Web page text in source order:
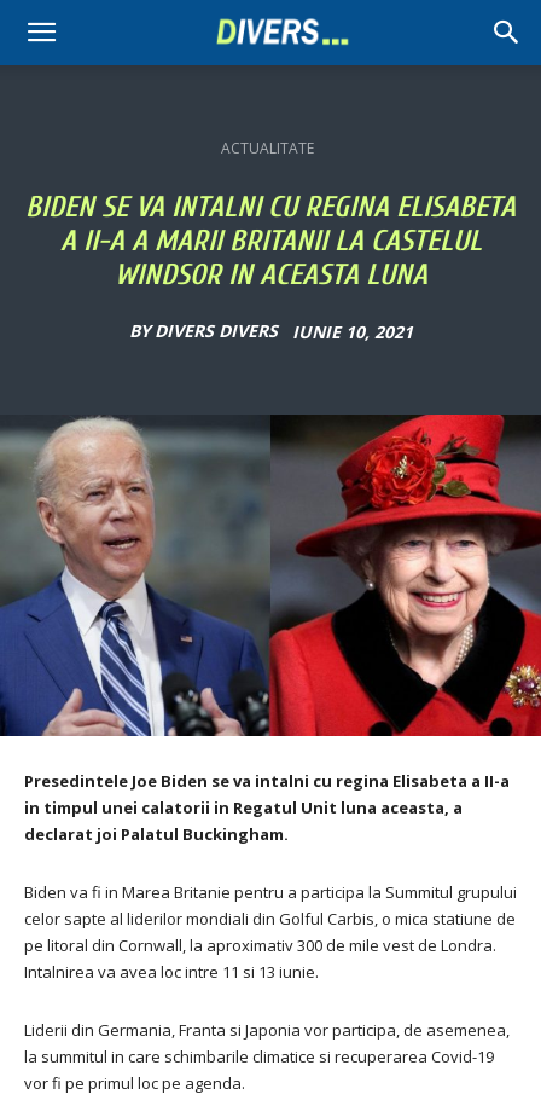
Divers
ACTUALITATE
BIDEN SE VA INTALNI CU REGINA ELISABETA
A II-A A MARII BRITANII LA CASTELUL
WINDSOR IN ACEASTA LUNA
BY DIVERS DIVERS IUNIE 10, 2021
Presedintele Joe Biden se va intalni cu regina Elisabeta a II-a
in timpul unei calatorii in Regatul Unit luna aceasta, a
declarat joi Palatul Buckingham.
Biden va fi in Marea Britanie pentru a participa la Summitul grupului
celor sapte al liderilor mondiali din Golful Carbis, o mica statiune de
pe litoral din Cornwall, la aproximativ 300 de mile vest de Londra.
Intalnirea va avea loc intre 11 si 13 iunie.
Liderii din Germania, Franta si Japonia vor participa, de asemenea,
la summitul in care schimbarile climatice si recuperarea Covid-19
vor fi pe primul loc pe agenda.